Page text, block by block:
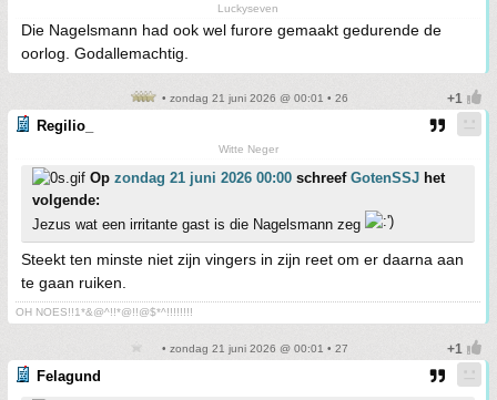
Luckyseven
Die Nagelsmann had ook wel furore gemaakt gedurende de
oorlog. Godallemachtig.
• zondag 21 juni 2026 @ 00:01 • 26
Regilio_
Witte Neger
Op zondag 21 juni 2026 00:00 schreef GotenSSJ het
volgende:
Jezus wat een irritante gast is die Nagelsmann zeg
Steekt ten minste niet zijn vingers in zijn reet om er daarna aan
te gaan ruiken.
OH NOES!!1*&@^!!*@!!@$*^!!!!!!!!
• zondag 21 juni 2026 @ 00:01 • 27
Felagund